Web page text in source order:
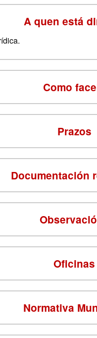
A quen está
Como
Prazos
Documentación
Oficinas
Normativa